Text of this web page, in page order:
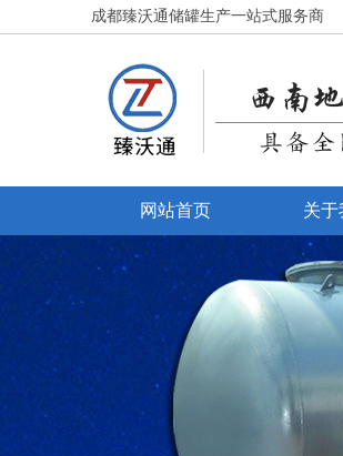
成都臻沃通储罐生产一站式服务商
网站首页 关于